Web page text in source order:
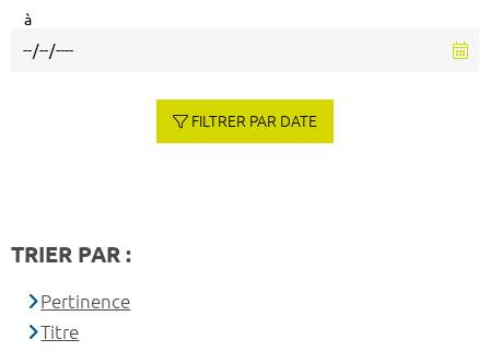
à
FILTRER PAR DATE
TRIER PAR :
Pertinence
Titre